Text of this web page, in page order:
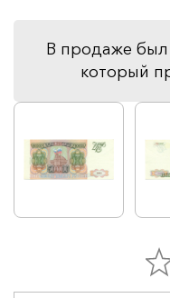
В продаже был
который